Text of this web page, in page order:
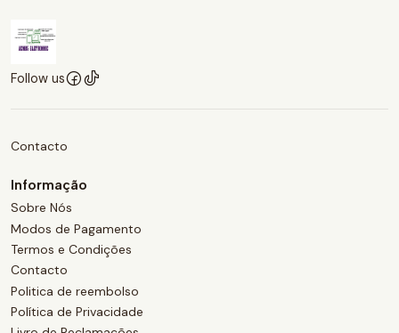
Follow us
Contacto
Informação
Sobre Nós
Modos de Pagamento
Termos e Condições
Contacto
Politica de reembolso
Política de Privacidade